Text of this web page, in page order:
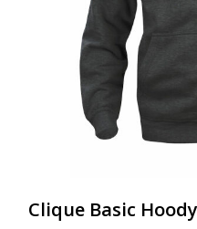
Clique Basic